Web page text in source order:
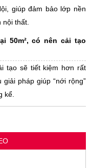
giúp đảm bảo lớp nền
thất.
50m², có nên cải tạo
tạo sẽ tiết kiệm hơn rất
pháp giúp “nới rộng”
kể.